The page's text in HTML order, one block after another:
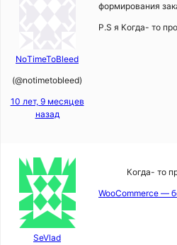
NoTimeToBleed
(@notimetobleed)
10 лет, 9 месяцев
назад
формирования
P.S я Когда- то
SeVlad
Когда- то
WooCommerce —